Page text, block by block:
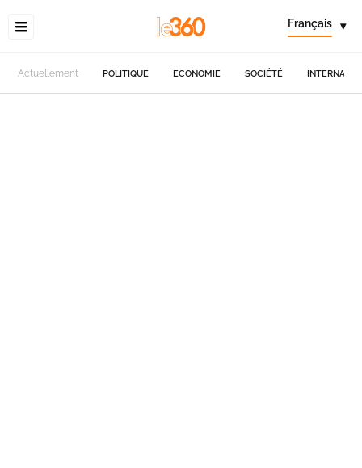
Français ▾
Actuellement POLITIQUE ECONOMIE SOCIÉTÉ